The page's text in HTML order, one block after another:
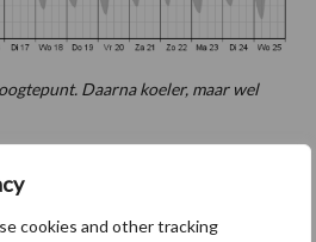
cookies and other tracking
Daarna koeler, maar wel
jou!